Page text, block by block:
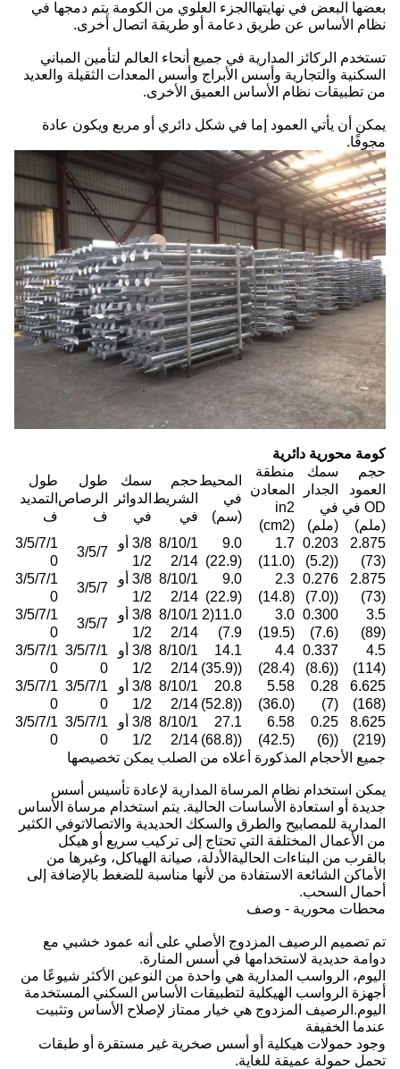
بعضها البعض في نهايتهاالجزء العلوي من الكومة يتم دمجها في
نظام الأساس عن طريق دعامة أو طريقة اتصال أخرى.
تستخدم الركائز المدارية في جميع أنحاء العالم لتأمين المباني
السكنية والتجارية وأسس الأبراج وأسس المعدات الثقيلة والعديد
من تطبيقات نظام الأساس العميق الأخرى.
يمكن أن يأتي العمود إما في شكل دائري أو مربع ويكون عادة
مجوفًا.
كومة محورية دائرية
حجم
العمود
OD في
(ملم)
سمك
الجدار
في
(ملم)
منطقة
المعادن
in2
(cm2)
المحيط
في
(سم)
حجم
الشريط
في
سمك
الدوائر
في
طول
الرصاص
ف
طول
التمديد
ف
2.875
(73)
0.203
((5.2)
1.7
(11.0)
9.0
(22.9)
8/10/1
2/14
3/8 أو
1/2
3/5/7
3/5/7/1
0
2.875
(73)
0.276
((7.0)
2.3
(14.8)
9.0
(22.9)
8/10/1
2/14
3/8 أو
1/2
3/5/7
3/5/7/1
0
3.5
(89)
0.300
(7.6)
3.0
(19.5)
11.0(2
7.9)
8/10/1
2/14
3/8 أو
1/2
3/5/7
3/5/7/1
0
4.5
(114)
0.337
((8.6)
4.4
(28.4)
14.1
((35.9)
8/10/1
2/14
3/8 أو
1/2
3/5/7/1
0
3/5/7/1
0
6.625
(168)
0.28
(7)
5.58
(36.0)
20.8
((52.8)
8/10/1
2/14
3/8 أو
1/2
3/5/7/1
0
3/5/7/1
0
8.625
(219)
0.25
((6)
6.58
(42.5)
27.1
((68.8)
8/10/1
2/14
3/8 أو
1/2
3/5/7/1
0
3/5/7/1
0
جميع الأحجام المذكورة أعلاه من الصلب يمكن تخصيصها
يمكن استخدام نظام المرساة المدارية لإعادة تأسيس أسس
جديدة أو استعادة الأساسات الحالية. يتم استخدام مرساة الأساس
المدارية للمصابيح والطرق والسكك الحديدية والاتصالاتوفي الكثير
من الأعمال المختلفة التي تحتاج إلى تركيب سريع أو هيكل
بالقرب من البناءات الحاليةالأدلة، صيانة الهياكل، وغيرها من
الأماكن الشائعة الاستفادة من لأنها مناسبة للضغط بالإضافة إلى
أحمال السحب.
محطات محورية - وصف
تم تصميم الرصيف المزدوج الأصلي على أنه عمود خشبي مع
دوامة حديدية لاستخدامها في أسس المنارة.
اليوم، الرواسب المدارية هي واحدة من النوعين الأكثر شيوعًا من
أجهزة الرواسب الهيكلية لتطبيقات الأساس السكني المستخدمة
اليوم.الرصيف المزدوج هي خيار ممتاز لإصلاح الأساس وتثبيت
عندما الخفيفة
وجود حمولات هيكلية أو أسس صخرية غير مستقرة أو طبقات
تحمل حمولة عميقة للغاية.